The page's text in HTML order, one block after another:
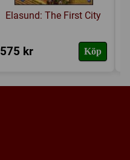
Elasund: The First City
575 kr Köp